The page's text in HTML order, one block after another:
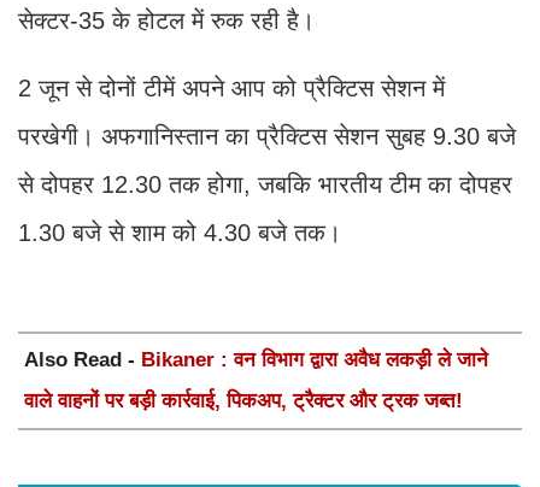
सेक्टर-35 के होटल में रुक रही है।
2 जून से दोनों टीमें अपने आप को प्रैक्टिस सेशन में
परखेगी। अफगानिस्तान का प्रैक्टिस सेशन सुबह 9.30 बजे
से दोपहर 12.30 तक होगा, जबकि भारतीय टीम का दोपहर
1.30 बजे से शाम को 4.30 बजे तक।
Also Read - Bikaner : वन विभाग द्वारा अवैध लकड़ी ले जाने
वाले वाहनों पर बड़ी कार्रवाई, पिकअप, ट्रैक्टर और ट्रक जब्त!